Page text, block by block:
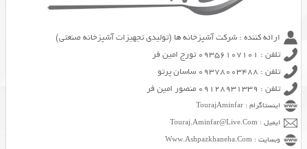
ارائه کننده : شرکت آشپزخانه ها (تولیدی تجهیزات آشپزخانه صنعتی)
تلفن : 09356107101 تورج امین فر
تلفن : 09378003488 ساسان پرتو
تلفن : 09128931339 منصور امین فر
اینستاگرام : TourajAminfar
ایمیل : Touraj.Aminfar@Live.Com
وبسایت : Www.Ashpazkhaneha.Com